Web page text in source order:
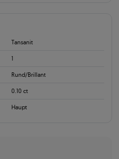
Tansanit
1
Rund/Brillant
0.10 ct
Haupt